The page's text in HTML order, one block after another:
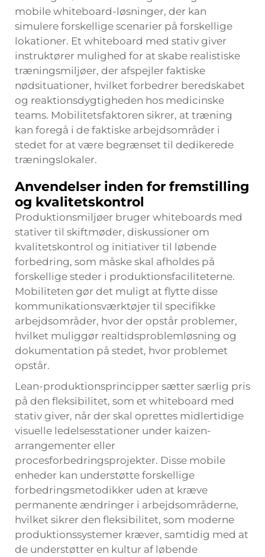
mobile whiteboard-løsninger, der kan
simulere forskellige scenarier på forskellige
lokationer. Et whiteboard med stativ giver
instruktører mulighed for at skabe realistiske
træningsmiljøer, der afspejler faktiske
nødsituationer, hvilket forbedrer beredskabet
og reaktionsdygtigheden hos medicinske
teams. Mobilitetsfaktoren sikrer, at træning
kan foregå i de faktiske arbejdsområder i
stedet for at være begrænset til dedikerede
træningslokaler.
Anvendelser inden for fremstilling
og kvalitetskontrol
Produktionsmiljøer bruger whiteboards med
stativer til skiftmøder, diskussioner om
kvalitetskontrol og initiativer til løbende
forbedring, som måske skal afholdes på
forskellige steder i produktionsfaciliteterne.
Mobiliteten gør det muligt at flytte disse
kommunikationsværktøjer til specifikke
arbejdsområder, hvor der opstår problemer,
hvilket muliggør realtidsproblemløsning og
dokumentation på stedet, hvor problemet
opstår.
Lean-produktionsprincipper sætter særlig pris
på den fleksibilitet, som et whiteboard med
stativ giver, når der skal oprettes midlertidige
visuelle ledelsesstationer under kaizen-
arrangementer eller
procesforbedringsprojekter. Disse mobile
enheder kan understøtte forskellige
forbedringsmetodikker uden at kræve
permanente ændringer i arbejdsområderne,
hvilket sikrer den fleksibilitet, som moderne
produktionssystemer kræver, samtidig med at
de understøtter en kultur af løbende